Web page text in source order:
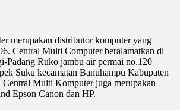
merupakan distributor komputer yang
Central Multi Computer beralamatkan di
Padang Ruko jambu air permai no.120
Suku kecamatan Banuhampu Kabupaten
Central Multi Komputer juga merupakan
Epson Canon dan HP.